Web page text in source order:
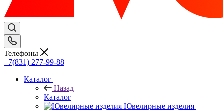
Телефоны
+7(831) 277-99-88
Каталог
Назад
Каталог
Ювелирные изделия